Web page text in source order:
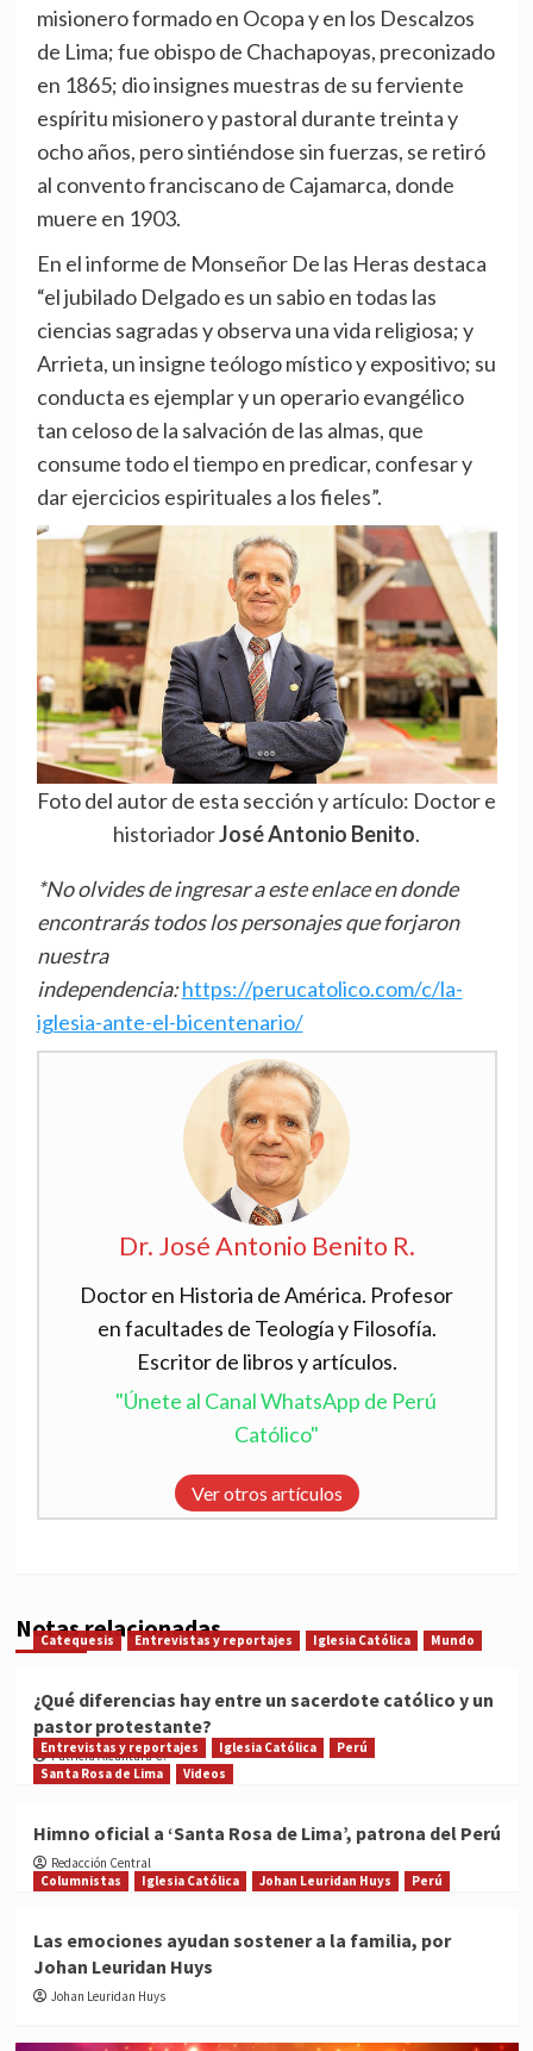
misionero formado en Ocopa y en los Descalzos
de Lima; fue obispo de Chachapoyas, preconizado
en 1865; dio insignes muestras de su ferviente
espíritu misionero y pastoral durante treinta y
ocho años, pero sintiéndose sin fuerzas, se retiró
al convento franciscano de Cajamarca, donde
muere en 1903.
En el informe de Monseñor De las Heras destaca
“el jubilado Delgado es un sabio en todas las
ciencias sagradas y observa una vida religiosa; y
Arrieta, un insigne teólogo místico y expositivo; su
conducta es ejemplar y un operario evangélico
tan celoso de la salvación de las almas, que
consume todo el tiempo en predicar, confesar y
dar ejercicios espirituales a los fieles”.
Foto del autor de esta sección y artículo: Doctor e
historiadorJosé Antonio Benito.
*No olvides de ingresar a este enlace en donde
encontrarás todos los personajes que forjaron
nuestra
independencia:https://perucatolico.com/c/la-
iglesia-ante-el-bicentenario/
Dr. José Antonio Benito R.
Doctor en Historia de América. Profesor
en facultades de Teología y Filosofía.
Escritor de libros y artículos.
"Únete al Canal WhatsApp de Perú
Católico"
Ver otros artículos
Notas relacionadas
Catequesis Entrevistas y reportajes Iglesia Católica Mundo
¿Qué diferencias hay entre un sacerdote católico y un
pastor protestante?
Patricia Alcántara C.
Entrevistas y reportajes Iglesia Católica
Perú
Santa Rosa de Lima
Videos
Himno oficial a ‘Santa Rosa de Lima’, patrona del Perú
Redacción Central
Columnistas
Iglesia Católica Johan Leuridan Huys Perú
Las emociones ayudan sostener a la familia, por
Johan Leuridan Huys
Johan Leuridan Huys